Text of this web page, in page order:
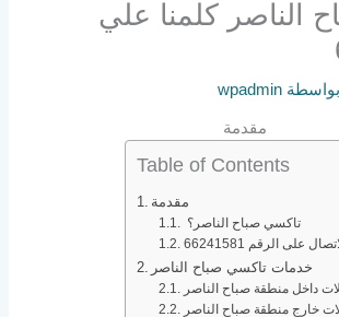
الناصر كلمنا علي
wpadmin
مقدمة
Table of Contents
مقدمة
تاكسي صباح الناصر؟
على الرقم 66241581
خدمات تاكسي صباح الناصر
داخل منطقة صباح الناصر
خارج منطقة صباح الناصر